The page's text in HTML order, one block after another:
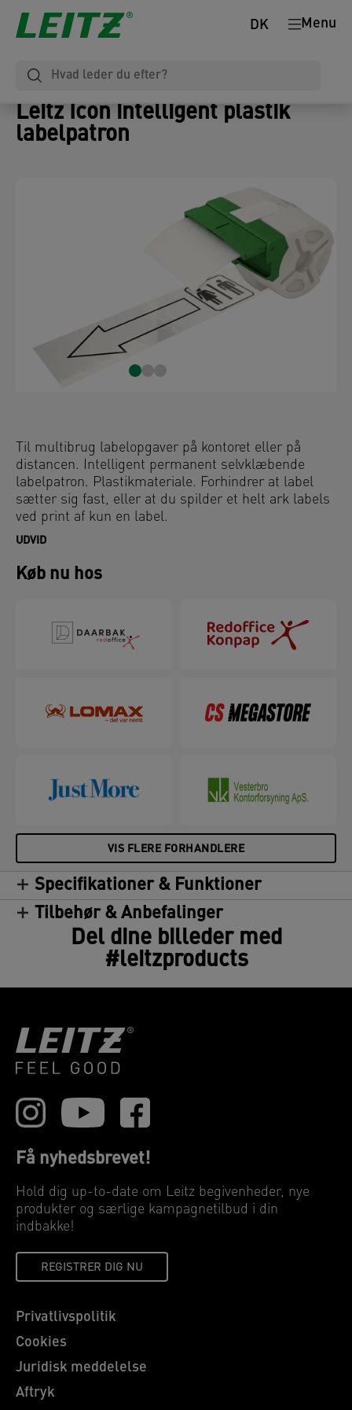
Menu
DK
Leitz Icon intelligent plastik
labelpatron
Til multibrug labelopgaver på kontoret eller på
distancen. Intelligent permanent selvklæbende
labelpatron. Plastikmateriale. Forhindrer at label
sætter sig fast, eller at du spilder et helt ark labels
ved print af kun en label.
UDVID
Køb nu hos
VIS FLERE FORHANDLERE
Specifikationer & Funktioner
Tilbehør & Anbefalinger
Del dine billeder med
#leitzproducts
Få nyhedsbrevet!
Hold dig up-to-date om Leitz begivenheder, nye
produkter og særlige kampagnetilbud i din
indbakke!
REGISTRER DIG NU
Privatlivspolitik
Cookies
Juridisk meddelelse
Aftryk